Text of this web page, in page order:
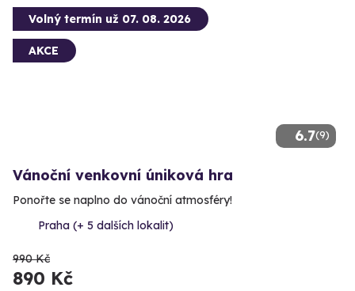
6.7(9)
Volný termín už 07. 08. 2026
AKCE
Vánoční venkovní úniková hra
Ponořte se naplno do vánoční atmosféry!
Praha (+ 5 dalších lokalit)
990 Kč
890 Kč